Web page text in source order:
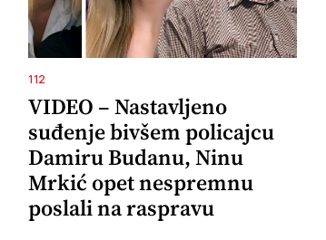
112
VIDEO – Nastavljeno
suđenje bivšem policajcu
Damiru Budanu, Ninu
Mrkić opet nespremnu
poslali na raspravu